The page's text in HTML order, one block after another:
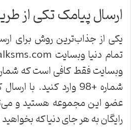
ارسال پیامک تکی از
وبسایت فقط کافی است که
شماره +98 وارد کنید.
عضو این مجموعه هستید و
رایگان به هر جای دنیا که